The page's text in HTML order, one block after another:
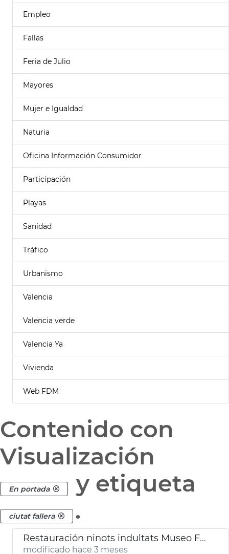
Empleo
Fallas
Feria de Julio
Mayores
Mujer e Igualdad
Naturia
Oficina Información Consumidor
Participación
Playas
Sanidad
Tráfico
Urbanismo
Valencia
Valencia verde
Valencia Ya
Vivienda
Web FDM
Contenido con
Visualización
En portada y etiqueta
ciutat fallera .
Restauración ninots indultats Museo Fallero València
modificado hace 3 meses